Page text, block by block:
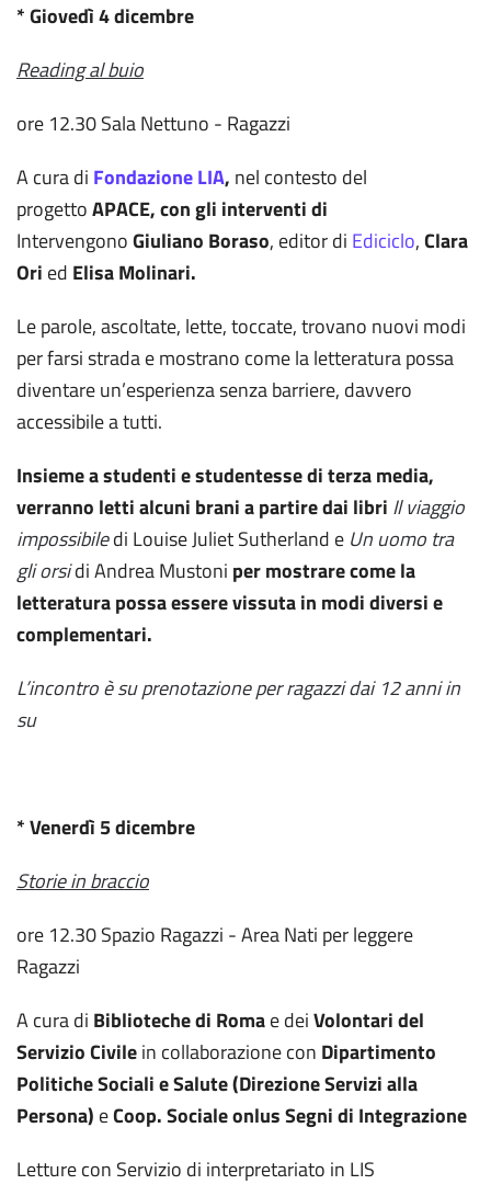
* Giovedì 4 dicembre
Reading al buio
ore 12.30 Sala Nettuno - Ragazzi
A cura di Fondazione LIA, nel contesto del
progettoAPACE, con gli interventi di
IntervengonoGiuliano Boraso, editor di Ediciclo,Clara
Ori ed Elisa Molinari.
Le parole, ascoltate, lette, toccate, trovano nuovi modi
per farsi strada e mostrano come la letteratura possa
diventare un’esperienza senza barriere, davvero
accessibile a tutti.
Insieme a studenti e studentesse di terza media,
verranno letti alcuni brani a partire dai libri Il viaggio
impossibiledi Louise Juliet Sutherland e Un uomo tra
gli orsidi Andrea Mustoni per mostrare come la
letteratura possa essere vissuta in modi diversi e
complementari.
L’incontro è su prenotazione per ragazzi dai 12 anni in
su
* Venerdì 5 dicembre
Storie in braccio
ore 12.30 Spazio Ragazzi - Area Nati per leggere
Ragazzi
A cura di Biblioteche di Romae deiVolontari del
Servizio Civilein collaborazione con Dipartimento
Politiche Sociali e Salute (Direzione Servizi alla
Persona) eCoop. Sociale onlus Segni di Integrazione
Letture con Servizio di interpretariato in LIS